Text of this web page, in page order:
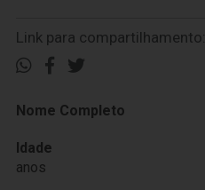
Link para compartilhamento:
Nome Completo
Idade
anos